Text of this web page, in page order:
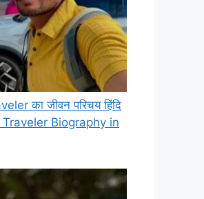
का जीवन परिचय हिंदि
Biography in